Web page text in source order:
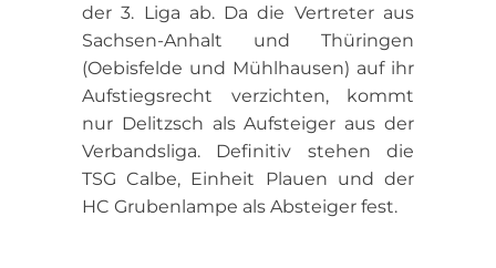
der 3. Liga ab. Da die Vertreter aus
Sachsen-Anhalt und Thüringen
(Oebisfelde und Mühlhausen) auf ihr
Aufstiegsrecht verzichten, kommt
nur Delitzsch als Aufsteiger aus der
Verbandsliga. Definitiv stehen die
TSG Calbe, Einheit Plauen und der
HC Grubenlampe als Absteiger fest.